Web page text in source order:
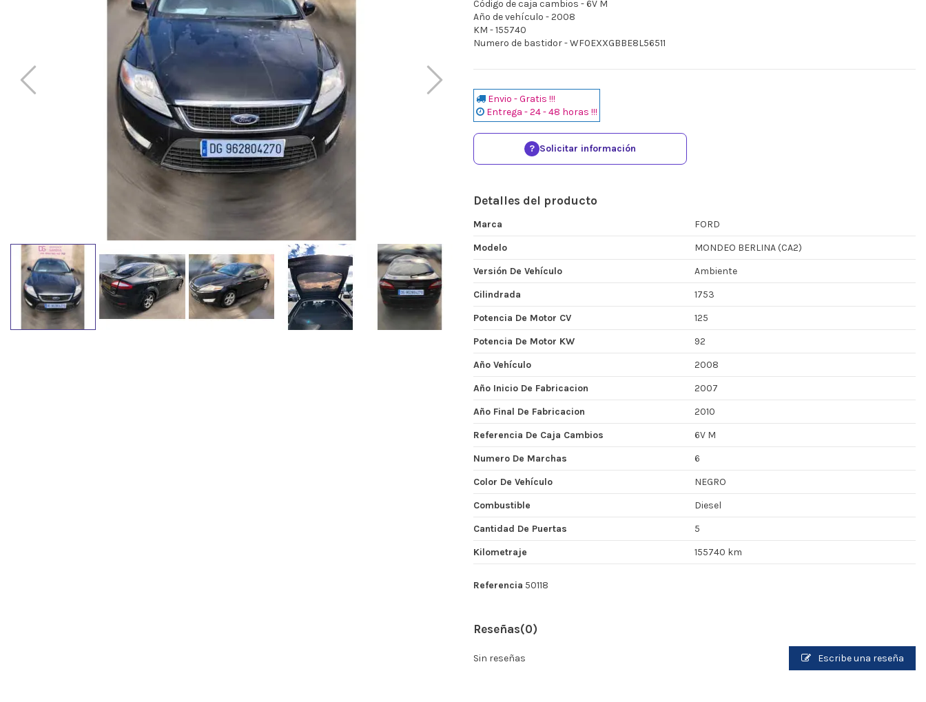
Código de caja cambios - 6V M
Año de vehículo - 2008
KM - 155740
Numero de bastidor - WF0EXXGBBE8L56511
Envio - Gratis !!!
Entrega - 24 - 48 horas !!!
? Solicitar información
Detalles del producto
Marca
FORD
Modelo
MONDEO BERLINA (CA2)
Versión De Vehículo
Ambiente
Cilindrada
1753
Potencia De Motor CV
125
Potencia De Motor KW
92
Año Vehículo
2008
Año Inicio De Fabricacion
2007
Año Final De Fabricacion
2010
Referencia De Caja Cambios
6V M
Numero De Marchas
6
Color De Vehículo
NEGRO
Combustible
Diesel
Cantidad De Puertas
5
Kilometraje
155740 km
Referencia 50118
Reseñas(0)
Sin reseñas Escribe una reseña